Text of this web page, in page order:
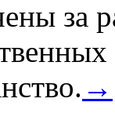
за
→